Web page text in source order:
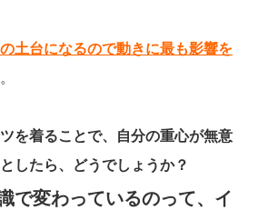
土台になるので動きに最も影響を
を着ることで、自分の重心が無意
したら、どうでしょうか？
で変わっているのって、イ